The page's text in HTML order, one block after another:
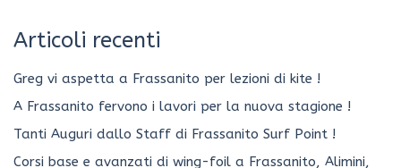
Articoli recenti
Greg vi aspetta a Frassanito per lezioni di kite !
A Frassanito fervono i lavori per la nuova stagione !
Tanti Auguri dallo Staff di Frassanito Surf Point !
Corsi base e avanzati di wing-foil a Frassanito, Alimini,